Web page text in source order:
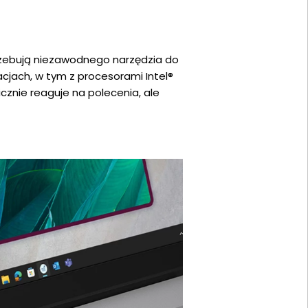
niezawodnego narzędzia do
w tym z procesorami Intel®
reaguje na polecenia, ale